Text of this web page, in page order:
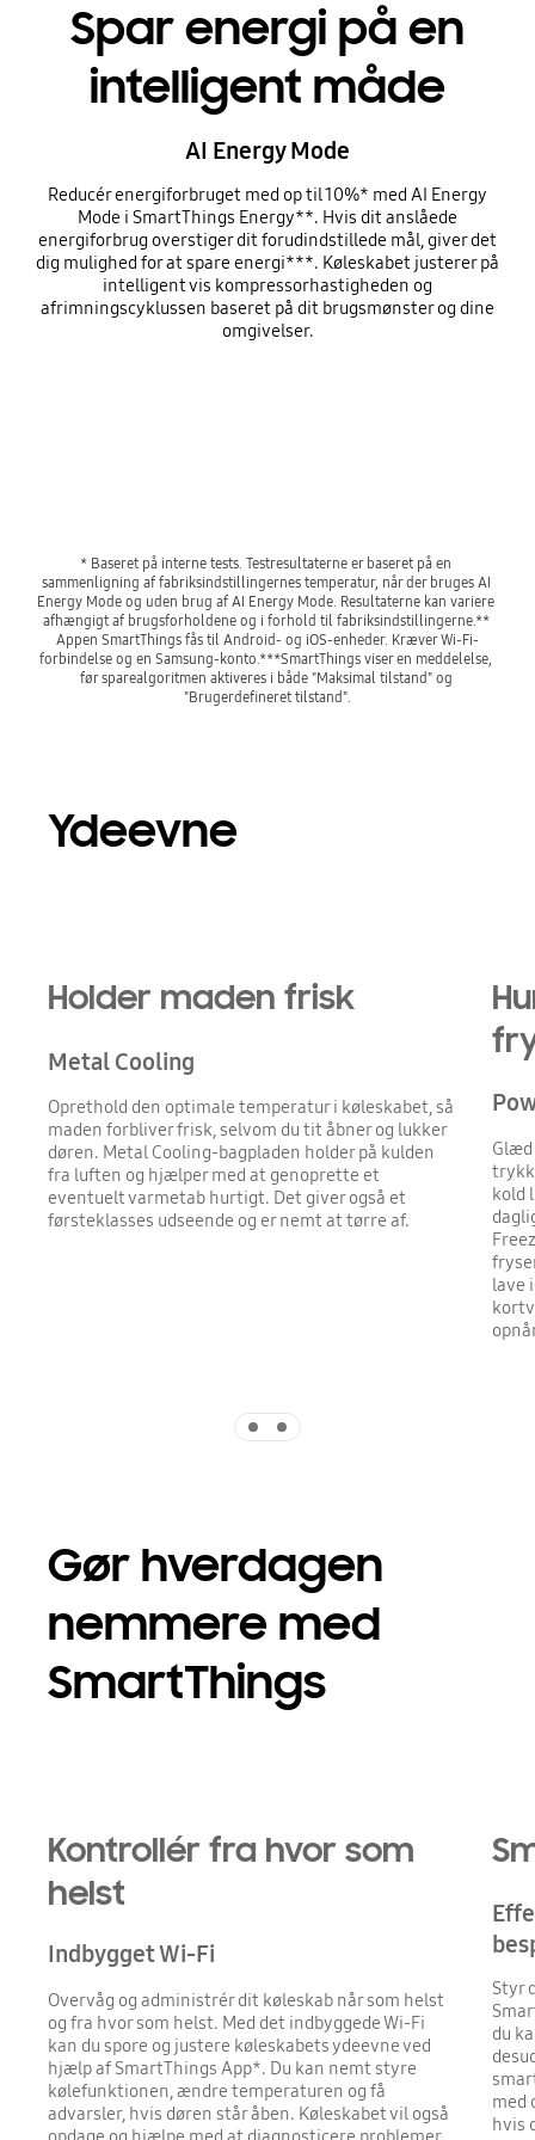
Spar energi på en
intelligent måde
AI Energy Mode
Reducér energiforbruget med op til 10%* med AI Energy
Mode i SmartThings Energy**. Hvis dit anslåede
energiforbrug overstiger dit forudindstillede mål, giver det
dig mulighed for at spare energi***. Køleskabet justerer på
intelligent vis kompressorhastigheden og
afrimningscyklussen baseret på dit brugsmønster og dine
omgivelser.
* Baseret på interne tests. Testresultaterne er baseret på en
sammenligning af fabriksindstillingernes temperatur, når der bruges AI
Energy Mode og uden brug af AI Energy Mode. Resultaterne kan variere
afhængigt af brugsforholdene og i forhold til fabriksindstillingerne.**
Appen SmartThings fås til Android- og iOS-enheder. Kræver Wi-Fi-
forbindelse og en Samsung-konto.***SmartThings viser en meddelelse,
før sparealgoritmen aktiveres i både "Maksimal tilstand" og
"Brugerdefineret tilstand".
Ydeevne
Holder maden frisk
Metal Cooling
Oprethold den optimale temperatur i køleskabet, så
maden forbliver frisk, selvom du tit åbner og lukker
døren. Metal Cooling-bagpladen holder på kulden
fra luften og hjælper med at genoprette et
eventuelt varmetab hurtigt. Det giver også et
førsteklasses udseende og er nemt at tørre af.
Glæd
kold
lave
Gør hverdagen
nemmere med
SmartThings
Kontrollér fra hvor som
helst
Indbygget Wi-Fi
Overvåg og administrér dit køleskab når som helst
og fra hvor som helst. Med det indbyggede Wi-Fi
kan du spore og justere køleskabets ydeevne ved
hjælp af SmartThings App*. Du kan nemt styre
kølefunktionen, ændre temperaturen og få
advarsler, hvis døren står åben. Køleskabet vil også
Styr
du
med
hvis